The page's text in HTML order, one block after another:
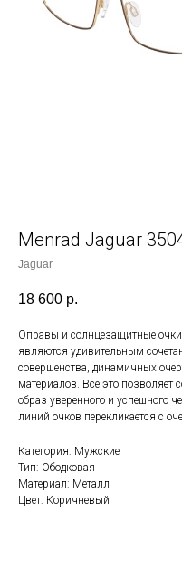
Menrad Jaguar
Jaguar
18 600 р.
Оправы и солнцезащитные
являются удивительным
совершенства, динамичных
материалов. Все это позволяет
образ уверенного и успешного
линий очков перекликается с
Категория: Мужские
Тип: Ободковая
Материал: Металл
Цвет: Коричневый